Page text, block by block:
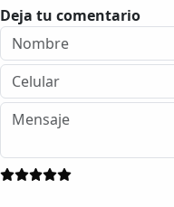
Deja tu comentario